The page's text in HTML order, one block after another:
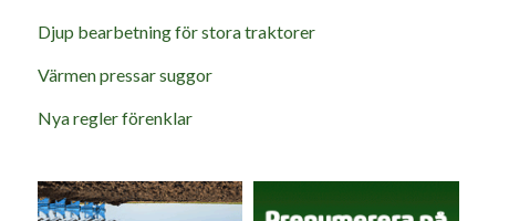
Djup bearbetning för stora traktorer
Värmen pressar suggor
Nya regler förenklar